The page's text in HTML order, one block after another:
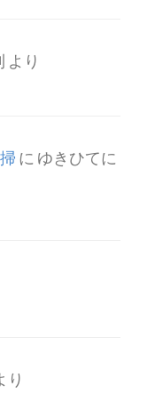
より
に ゆきひてに
り